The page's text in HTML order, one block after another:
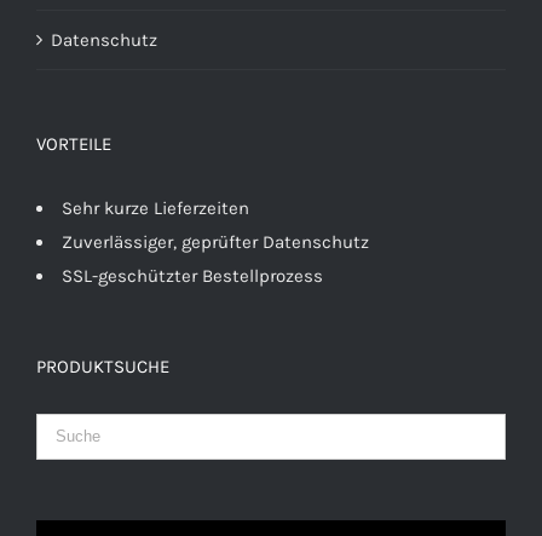
Datenschutz
VORTEILE
Sehr kurze Lieferzeiten
Zuverlässiger, geprüfter Datenschutz
SSL-geschützter Bestellprozess
PRODUKTSUCHE